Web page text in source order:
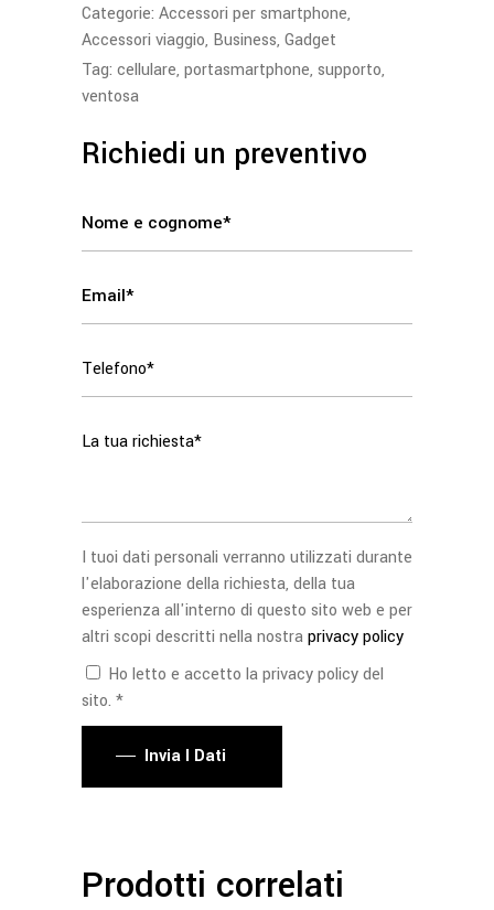
Categorie: Accessori per smartphone,
Accessori viaggio, Business, Gadget
Tag: cellulare, portasmartphone, supporto,
ventosa
Richiedi un preventivo
I tuoi dati personali verranno utilizzati durante
l'elaborazione della richiesta, della tua
esperienza all'interno di questo sito web e per
altri scopi descritti nella nostraprivacy policy
Ho letto e accetto la privacy policy del
sito. *
Invia I Dati
Prodotti correlati